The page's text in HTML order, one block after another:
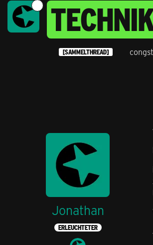
[SAMMELTHREAD]
Jonathan
ERLEUCHTETER